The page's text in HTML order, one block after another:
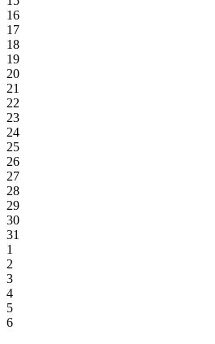
16
17
18
19
20
21
22
23
24
25
26
27
28
29
30
31
1
2
3
4
5
6